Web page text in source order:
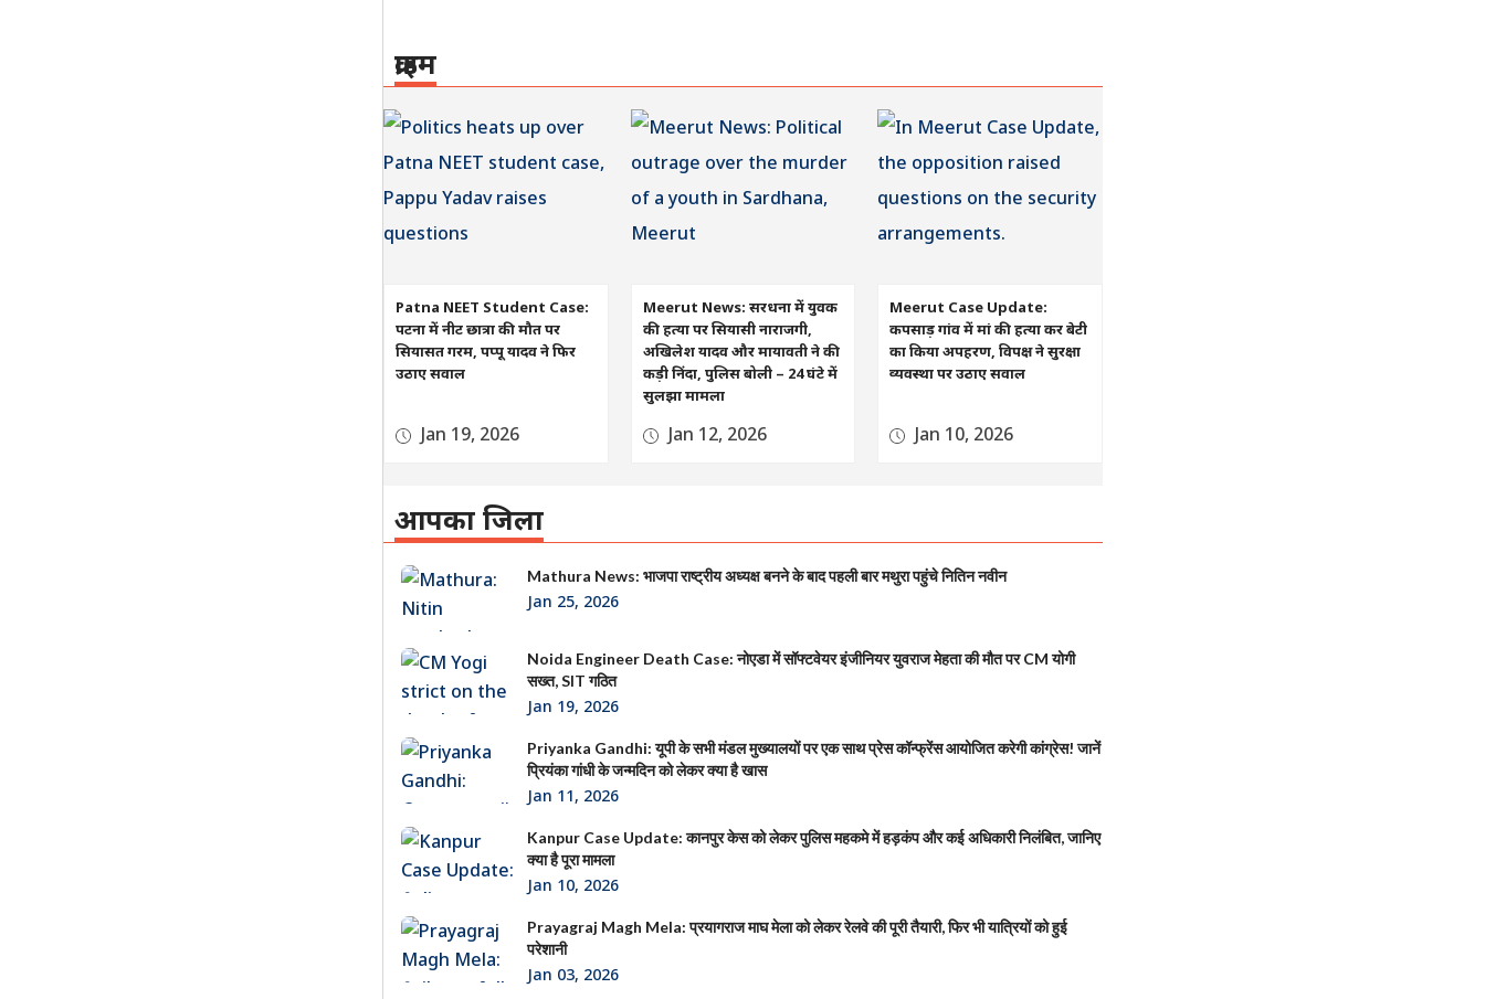
क्राइम
Patna NEET Student Case:
पटना में नीट छात्रा की मौत पर
सियासत गरम, पप्पू यादव ने फिर
उठाए सवाल
Jan 19, 2026
Meerut News: सरधना में युवक
की हत्या पर सियासी नाराजगी,
अखिलेश यादव और मायावती ने की
कड़ी निंदा, पुलिस बोली – 24 घंटे में
सुलझा मामला
Jan 12, 2026
Meerut Case Update:
कपसाड़ गांव में मां की हत्या कर बेटी
का किया अपहरण, विपक्ष ने सुरक्षा
व्यवस्था पर उठाए सवाल
Jan 10, 2026
आपका जिला
Mathura News: भाजपा राष्ट्रीय अध्यक्ष बनने के बाद पहली बार मथुरा पहुंचे नितिन नवीन
Jan 25, 2026
Noida Engineer Death Case: नोएडा में सॉफ्टवेयर इंजीनियर युवराज मेहता की मौत पर CM योगी
सख्त, SIT गठित
Jan 19, 2026
Priyanka Gandhi: यूपी के सभी मंडल मुख्यालयों पर एक साथ प्रेस कॉन्फ्रेंस आयोजित करेगी कांग्रेस! जानें
प्रियंका गांधी के जन्मदिन को लेकर क्या है खास
Jan 11, 2026
Kanpur Case Update: कानपुर केस को लेकर पुलिस महकमे में हड़कंप और कई अधिकारी निलंबित, जानिए
क्या है पूरा मामला
Jan 10, 2026
Prayagraj Magh Mela: प्रयागराज माघ मेला को लेकर रेलवे की पूरी तैयारी, फिर भी यात्रियों को हुई
परेशानी
Jan 03, 2026